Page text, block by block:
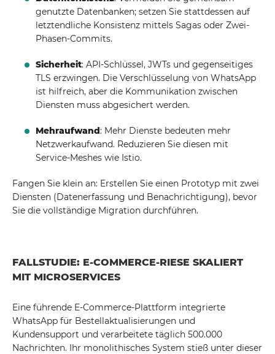
genutzte Datenbanken; setzen Sie stattdessen auf
letztendliche Konsistenz mittels Sagas oder Zwei-
Phasen-Commits.
Sicherheit: API-Schlüssel, JWTs und gegenseitiges
TLS erzwingen. Die Verschlüsselung von WhatsApp
ist hilfreich, aber die Kommunikation zwischen
Diensten muss abgesichert werden.
Mehraufwand: Mehr Dienste bedeuten mehr
Netzwerkaufwand. Reduzieren Sie diesen mit
Service-Meshes wie Istio.
Fangen Sie klein an: Erstellen Sie einen Prototyp mit zwei
Diensten (Datenerfassung und Benachrichtigung), bevor
Sie die vollständige Migration durchführen.
FALLSTUDIE: E-COMMERCE-RIESE SKALIERT
MIT MICROSERVICES
Eine führende E-Commerce-Plattform integrierte
WhatsApp für Bestellaktualisierungen und
Kundensupport und verarbeitete täglich 500.000
Nachrichten. Ihr monolithisches System stieß unter dieser